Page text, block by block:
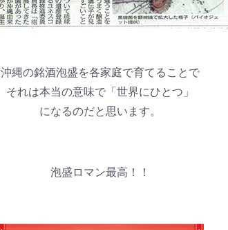
沖縄の銘酒泡盛を各家庭で育てることで
それは本当の意味で「世界にひとつ」
になるのだと思います。
泡盛ロマン最高！！